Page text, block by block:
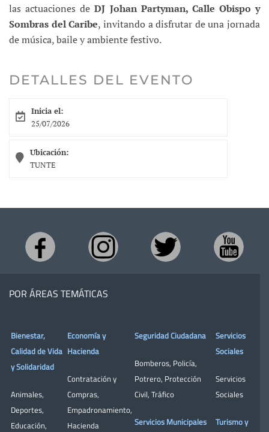
las actuaciones deDJ Johan Partyman, Calle Obispo y
Sombras del Caribe, invitando a disfrutar de una jornada
de música, baile y ambiente festivo.
DETALLES DEL EVENTO
Inicia el:
25/07/2026
Ubicación:
TUNTE
POR ÁREAS TEMÁTICAS
Bienestar,
Calidad de Vida
y Solidaridad
Animales,
Deportes,
Educación,
Economía y
Hacienda
Contratación y
Compras,
Empadronamiento,
Hacienda
Seguridad Ciudadana
Bomberos, Policía,
Potrero, Protección
Civil, Tráfico
Servicios Municipales
Servicios
Sociales
Servicios
Sociales
Turismo y